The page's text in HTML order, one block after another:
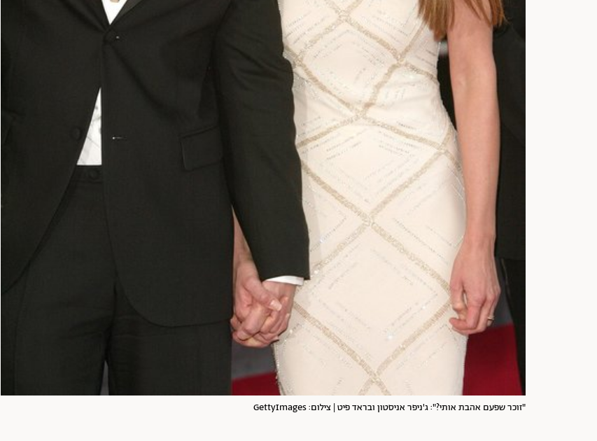
"זוכר שפעם אהבת אותי?": ג'ניפר אניסטון ובראד פיט | צילום: GettyImages